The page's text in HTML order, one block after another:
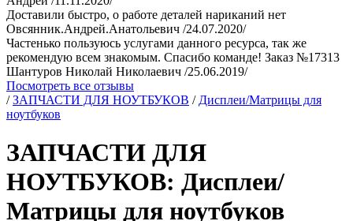
Доставили быстро, о работе деталей нариканий нет
Овсянник.Андрей.Анатольевич /24.07.2020/
Частенько пользуюсь услугами данного ресурса, так же
рекомендую всем знакомым. Спасибо команде! Заказ №17313
Шантуров Николай Николаевич /25.06.2019/
Посмотреть все отзывы
/ЗАПЧАСТИ ДЛЯ НОУТБУКОВ / Дисплеи/Матрицы для
ноутбуков
ЗАПЧАСТИ ДЛЯ
НОУТБУКОВ: Дисплеи/
Матрицы для ноутбуков